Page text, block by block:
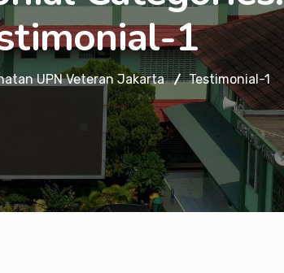
1
UPN Veteran Jakarta Testimonial-1